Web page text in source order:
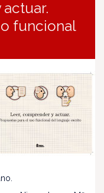
funcional